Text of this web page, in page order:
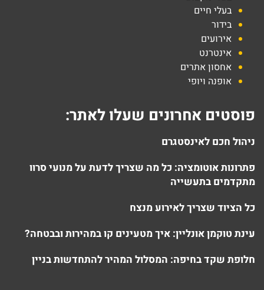
בעלי חיים
בידור
אירועים
אינטרנט
אחסון אתרים
אופנה ויופי
פוסטים אחרונים שעלו לאתר:
ניהול חכם לאינסטגרם
פתרונות אוטומציה: כל מה שצריך לדעת על מנועי סרוו
מתקדמים בתעשייה
כל הציוד שצריך לאירוע מנצח
עינת טוקמן אונליין: איך מטעינים קו במהירות ובבטחה?
חלופת שקד בחיפה: המסלול המהיר להתחדשות בניין